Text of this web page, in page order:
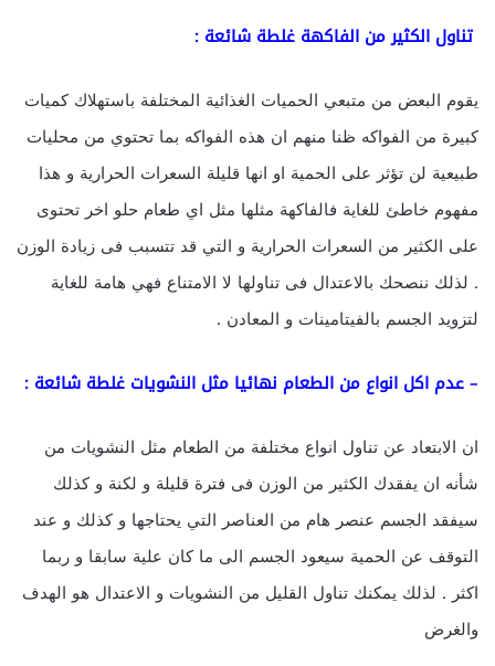
تناول الكثير من الفاكهة غلطة شائعة :
يقوم البعض من متبعي الحميات الغذائية المختلفة باستهلاك كميات
كبيرة من الفواكه ظنا منهم ان هذه الفواكه بما تحتوي من محليات
طبيعية لن تؤثر على الحمية او انها قليلة السعرات الحرارية و هذا
مفهوم خاطئ للغاية فالفاكهة مثلها مثل اي طعام حلو اخر تحتوى
على الكثير من السعرات الحرارية و التي قد تتسبب فى زيادة الوزن
. لذلك ننصحك بالاعتدال فى تناولها لا الامتناع فهي هامة للغاية
لتزويد الجسم بالفيتامينات و المعادن .
– عدم اكل انواع من الطعام نهائيا مثل النشويات غلطة شائعة :
ان الابتعاد عن تناول انواع مختلفة من الطعام مثل النشويات من
شأنه ان يفقدك الكثير من الوزن فى فترة قليلة و لكنة و كذلك
سيفقد الجسم عنصر هام من العناصر التي يحتاجها و كذلك و عند
التوقف عن الحمية سيعود الجسم الى ما كان علية سابقا و ربما
اكثر . لذلك يمكنك تناول القليل من النشويات و الاعتدال هو الهدف
والغرض